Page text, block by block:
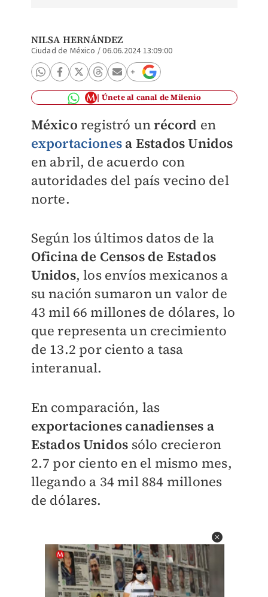
NILSA HERNÁNDEZ
Ciudad de México /06.06.2024 13:09:00
Únete al canal de Milenio
México registró unrécord en
exportaciones a Estados Unidos
en abril, de acuerdo con
autoridades del país vecino del
norte.
Según los últimos datos de la
Oficina de Censos de Estados
Unidos, los envíos mexicanos a
su nación sumaron un valor de
43 mil 66 millones de dólares, lo
que representa un crecimiento
de 13.2 por ciento a tasa
interanual.
En comparación, las
exportaciones canadienses a
Estados Unidos sólo crecieron
2.7 por ciento en el mismo mes,
llegando a 34 mil 884 millones
de dólares.